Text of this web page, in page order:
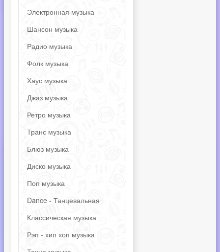
Электронная музыка
Шансон музыка
Радио музыка
Фолк музыка
Хаус музыка
Джаз музыка
Ретро музыка
Транс музыка
Блюз музыка
Диско музыка
Поп музыка
Dance - Танцевальная
Классическая музыка
Рэп - хип хоп музыка